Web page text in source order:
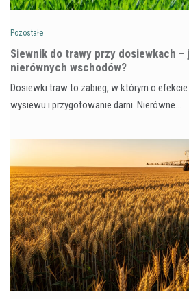
Pozostałe
Siewnik do trawy przy dosiewkach –
nierównych wschodów?
Dosiewki traw to zabieg, w którym o
wysiewu i przygotowanie darni. Nierówne…